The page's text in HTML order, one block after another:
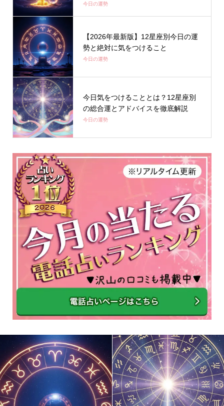
今日の運勢
【2026年最新版】12星座別今日の運
勢と絶対に気をつけること
今日の運勢
今日気をつけることとは？12星座別
の総合運とアドバイスを徹底解説
今日の運勢